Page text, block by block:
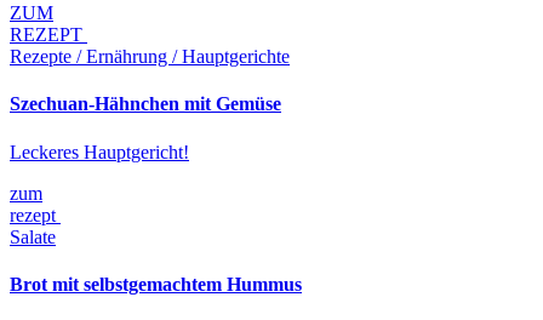
ZUM
REZEPT
Rezepte / Ernährung / Hauptgerichte
Szechuan-Hähnchen mit Gemüse
Leckeres Hauptgericht!
zum
rezept
Salate
Brot mit selbstgemachtem Hummus